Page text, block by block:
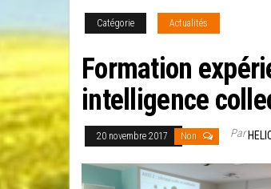
Catégorie Actualités
Formation
intelligence
20 novembre 2017 Non Par